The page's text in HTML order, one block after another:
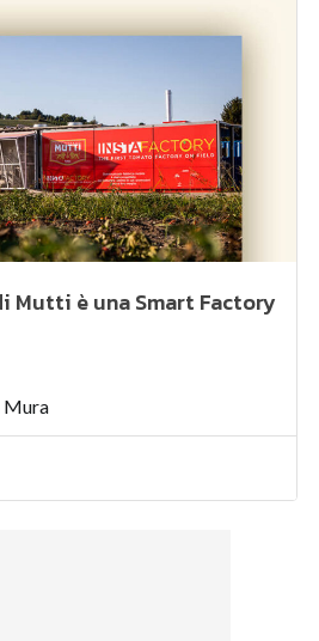
Mutti è una Smart Factory
Mura